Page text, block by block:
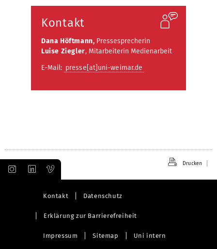
Kontakt
Dana Höftmann, Pressesprecherin
Luise Ziegler, Mitarbeiterin Medienarbeit
E-Mail: presse[at]uni-weimar.de
Drucken
Kontakt Datenschutz
Erklärung zur Barrierefreiheit
Impressum Sitemap Uni intern